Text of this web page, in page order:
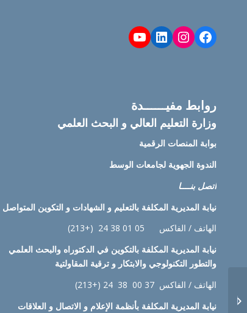
Facebook
Instagram
LinkedIn
YouTube
روابط مفيــــــدة
وزارة التعليم العالي و البحث العلمي
بوابة المنصات الرقمية
الندوة الجهوية لجامعات الوسط
اتصل بنــــا
نيابة المديرية المكلفة بالتعليم و الشهادات و التكوين المتواصل
الهاتف / الفاكس 05 01 38 24 (+213)
نيابة المديرية المكلفة بالتكوين في الدكتوراه والبحث العلمي
والتطور التكنولوجي والابتكار و ترقية المقاولتية
الهاتف / الفاكس 37 00 38 24 (+213)
نيابة المديرية المكلفة بأنظمة الإعلام و الاتصال و العلاقات
اعلان تجديد لجنة الخدمات
الإجتماعية‎